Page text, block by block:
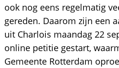
ook nog eens regelmatig
gereden. Daarom zijn een
uit Charlois maandag 22
online petitie gestart,
Gemeente Rotterdam